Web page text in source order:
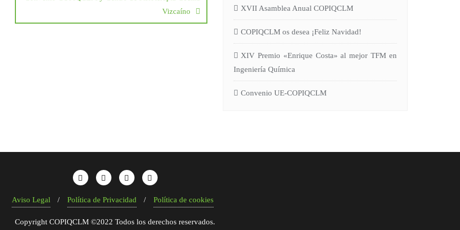
Vizcaíno
XVII Asamblea Anual COPIQCLM
COPIQCLM os desea ¡Feliz Navidad!
XIV Premio «Enrique Costa» al mejor TFM en
Ingeniería Química
Convenio UE-COPIQCLM
Aviso Legal Política de Privacidad Política de cookies
Copyright COPIQCLM ©2022 Todos los derechos reservados.